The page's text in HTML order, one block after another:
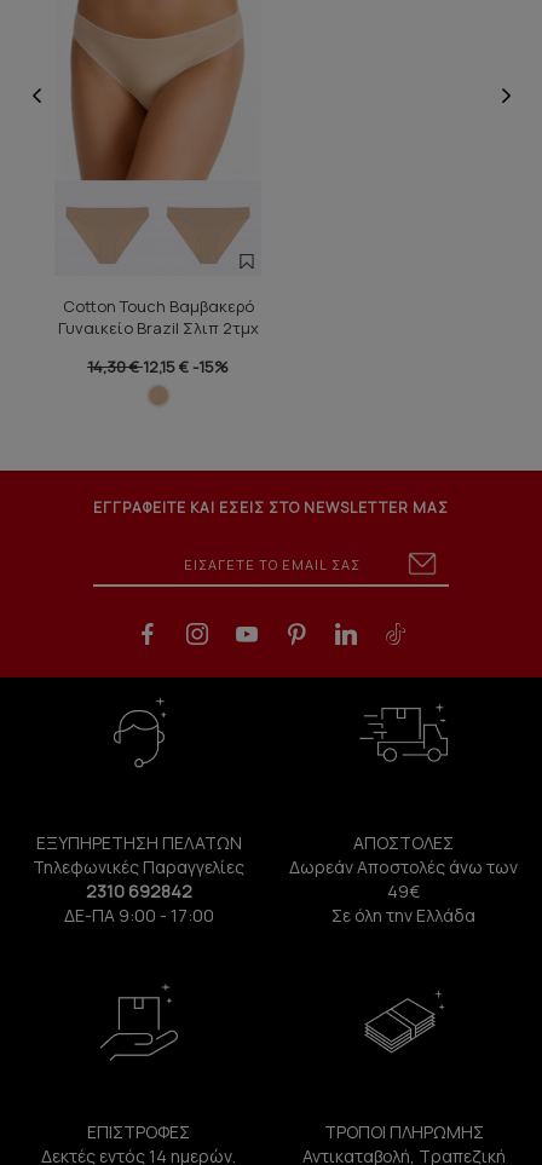
Cotton Touch Βαμβακερό
Γυναικείο Brazil Σλιπ 2τμχ
14,30 €12,15 € -15%
ΕΓΓΡΑΦΕΙΤΕ ΚΑΙ ΕΣΕΙΣ ΣΤΟ NEWSLETTER ΜΑΣ
ΕΞΥΠΗΡΕΤΗΣΗ ΠΕΛΑΤΩΝ
Τηλεφωνικές Παραγγελίες
2310 692842
ΔΕ-ΠΑ 9:00 - 17:00
ΑΠΟΣΤΟΛΕΣ
Δωρεάν Αποστολές άνω των
49€
Σε όλη την Ελλάδα
ΕΠΙΣΤΡΟΦΕΣ
Δεκτές εντός 14 ημερών.
ΤΡΟΠΟΙ ΠΛΗΡΩΜΗΣ
Αντικαταβολή, Τραπεζική